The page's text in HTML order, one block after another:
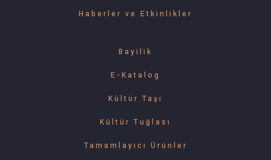
Haberler ve Etkinlikler
Bayilik
E-Katalog
Kültür Taşı
Kültür Tuğlası
Tamamlayıcı Ürünler